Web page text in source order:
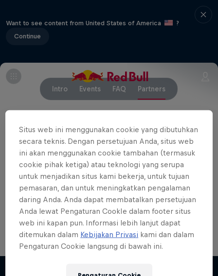
Want to see content from United States of America
?
Continue
Intro Events FAQ Partners
Partner
Ingin melihat lebih banyak tentang
Situs web ini menggunakan cookie yang dibutuhkan
secara teknis. Dengan persetujuan Anda, situs web
ini akan menggunakan cookie tambahan (termasuk
cookie pihak ketiga) atau teknologi yang serupa
untuk menjadikan situs kami bekerja, untuk tujuan
pemasaran, dan untuk meningkatkan pengalaman
daring Anda. Anda dapat membatalkan persetujuan
Anda lewat Pengaturan CookIe dalam footer situs
web ini kapan pun. Informasi lebih lanjut dapat
ditemukan dalam Kebijakan Privasi kami dan dalam
Pengaturan Cookie langsung di bawah ini.